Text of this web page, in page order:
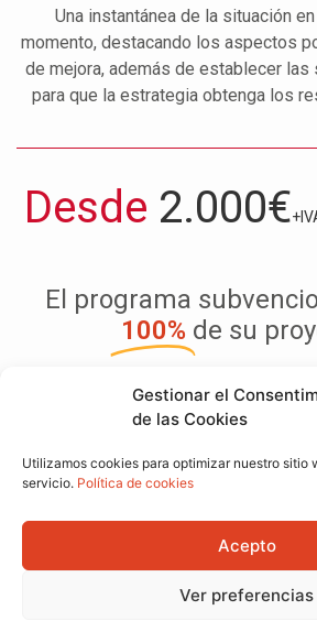
Gestionar el
de las Cookies
Utilizamos cookies para optimizar nuestro sitio
servicio. Política de cookies
Acepto
Ver preferencias
Una instantánea de la situación
momento, destacando los aspectos
de mejora, además de establecer
para que la estrategia obtenga los
Desde 2.000€
El programa
100% de su
Ver detalles
Sobre Proyectanda Aviso legal